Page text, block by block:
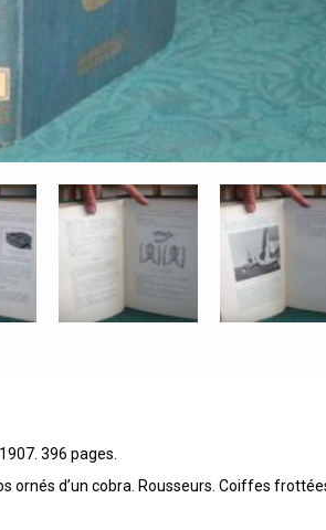
396 pages.
ornés d’un cobra. Rousseurs. Coiffes